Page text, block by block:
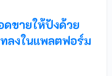
ดขายให้ปังด้วย
ลงในแพลตฟอร์ม